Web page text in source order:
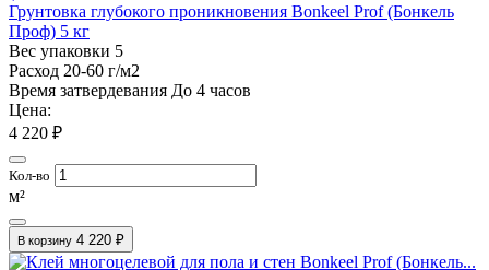
Грунтовка глубокого проникновения Bonkeel Prof (Бонкель
Проф) 5 кг
Вес упаковки 5
Расход 20-60 г/м2
Время затвердевания До 4 часов
Цена:
4 220 ₽
Кол-во
м²
В корзину 4 220 ₽